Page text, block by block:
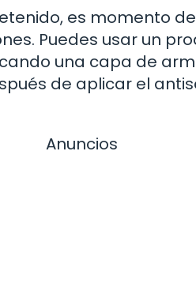
es momento
Puedes usar un
una capa de
de aplicar el
Anuncios